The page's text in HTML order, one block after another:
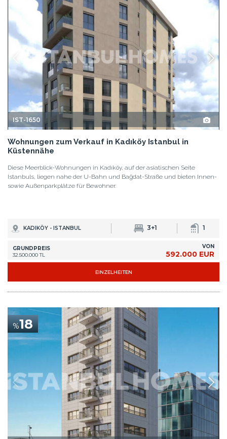
IST-1650
Wohnungen zum Verkauf in Kadıköy Istanbul in
Küstennähe
Diese Meerblick-Wohnungen in Kadıköy, auf der asiatischen Seite
Istanbuls, liegen nahe der U-Bahn und Bağdat-Straße und bieten Innen-
sowie Außenparkplätze für Bewohner.
KADIKÖY - ISTANBUL 3+1 1
GRUNDPREIS
32.500.000 TL
VON
592.000 EUR
EINZELHEITEN
%18